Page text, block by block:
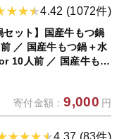
4.42 (1072件)
セット】国産牛もつ鍋
／ 国産牛もつ鍋＋水
10人前 ／ 国産牛もつ
前 or 12人前 モツ鍋
鶏肉 醤油 食べ比べ
寄付金額：9,000 円
4.37 (83件)